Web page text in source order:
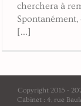
cherchera à
[...]
Copyright 2015 -
Cabinet : 4, rue